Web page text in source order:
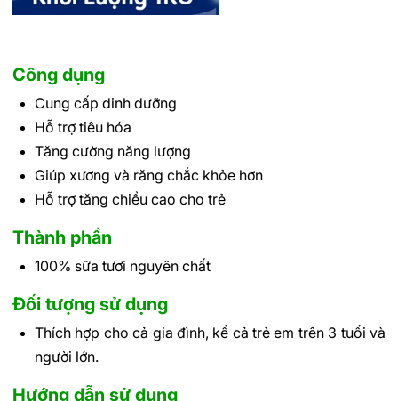
Công dụng
Cung cấp dinh dưỡng
Hỗ trợ tiêu hóa
Tăng cường năng lượng
Giúp xương và răng chắc khỏe hơn
Hỗ trợ tăng chiều cao cho trẻ
Thành phần
100% sữa tươi nguyên chất
Đối tượng sử dụng
Thích hợp cho cả gia đình, kể cả trẻ em trên 3 tuổi và
người lớn.
Hướng dẫn sử dụng